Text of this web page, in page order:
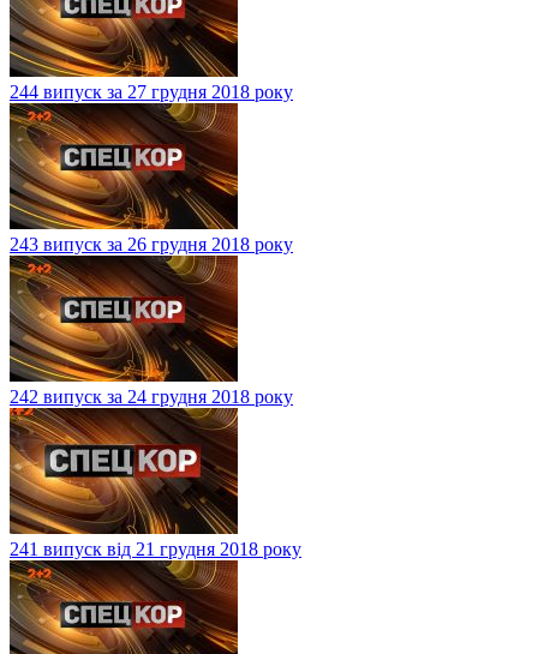
244 випуск за 27 грудня 2018 року
243 випуск за 26 грудня 2018 року
242 випуск за 24 грудня 2018 року
241 випуск від 21 грудня 2018 року